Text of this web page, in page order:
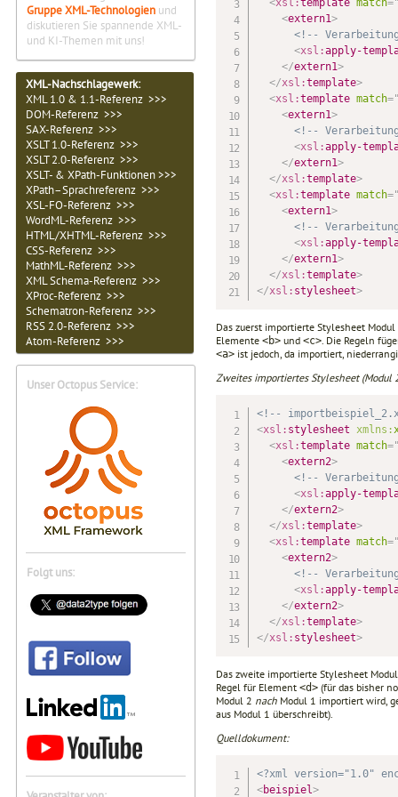
Gruppe XML-Technologien und
diskutieren Sie spannende XML-
und KI-Themen mit uns!
XML-Nachschlagewerk:
XML 1.0 & 1.1-Referenz >>>
DOM-Referenz >>>
SAX-Referenz >>>
XSLT 1.0-Referenz >>>
XSLT 2.0-Referenz >>>
XSLT- & XPath-Funktionen >>>
XPath–Sprachreferenz >>>
XSL-FO-Referenz >>>
WordML-Referenz >>>
HTML/XHTML-Referenz >>>
CSS-Referenz >>>
MathML-Referenz >>>
XML Schema-Referenz >>>
XProc-Referenz >>>
Schematron-Referenz >>>
RSS 2.0-Referenz >>>
Atom-Referenz >>>
Unser Octopus Service:
Folgt uns:
<extern1>
<!--
<xsl:apply-
</extern1>
</xsl:template>
<xsl:template match=
<extern1>
<!--
<xsl:apply-
</extern1>
</xsl:template>
<xsl:template match=
<extern1>
<!--
<xsl:apply-
</extern1>
</xsl:template>
</xsl: stylesheet>
Das zuerst importierte Stylesheet
Elemente <b> und <c> . Die Regeln
<a> ist jedoch, da importiert,
Zweites importiertes Stylesheet (Modul
<!--
<xsl: stylesheet xmlns:
<xsl:template match=
<extern2>
<!--
<xsl:apply-
</extern2>
</xsl:template>
<xsl:template match=
<extern2>
<!--
<xsl:apply-
</extern2>
</xsl:template>
</xsl: stylesheet>
Das zweite importierte Stylesheet
Regel für Element <d> (für das bisher
Modul 2 nach Modul 1 importiert wird,
aus Modul 1 überschreibt).
Quelldokument:
<?xml version="1.0"
<beispiel>